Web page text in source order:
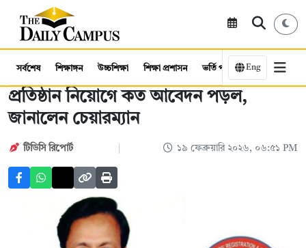
সর্বশেষ শিক্ষাঙ্গন উচ্চশিক্ষা শিক্ষা প্রশাসন ভর্তি পরীক্ষা কর্মসংস্থান
Eng
প্রতিষ্ঠান নিয়োগে কত আবেদন পড়ল,
জানালেন চেয়ারম্যান
টিডিসি রিপোর্ট ১৯ ফেব্রুয়ারি ২০২৬, ০৬:৫১ PM